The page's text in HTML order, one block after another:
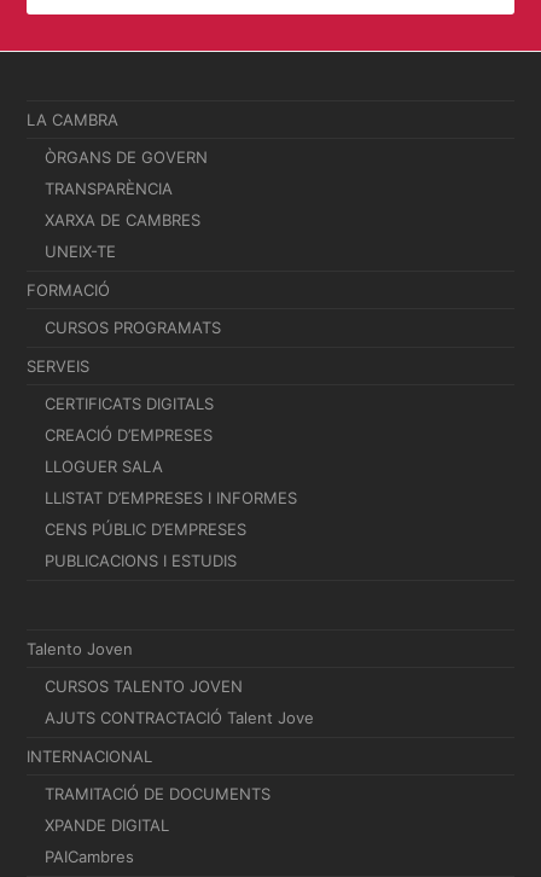
LA CAMBRA
ÒRGANS DE GOVERN
TRANSPARÈNCIA
XARXA DE CAMBRES
UNEIX-TE
FORMACIÓ
CURSOS PROGRAMATS
SERVEIS
CERTIFICATS DIGITALS
CREACIÓ D’EMPRESES
LLOGUER SALA
LLISTAT D’EMPRESES I INFORMES
CENS PÚBLIC D’EMPRESES
PUBLICACIONS I ESTUDIS
Talento Joven
CURSOS TALENTO JOVEN
AJUTS CONTRACTACIÓ Talent Jove
INTERNACIONAL
TRAMITACIÓ DE DOCUMENTS
XPANDE DIGITAL
PAICambres